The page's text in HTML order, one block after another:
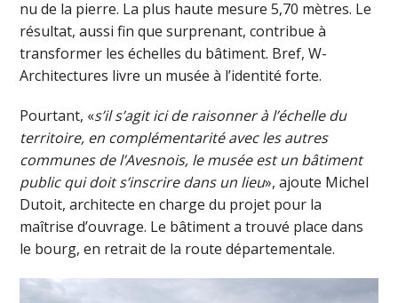
nu de la pierre. La plus haute mesure 5,70 mètres. Le
résultat, aussi fin que surprenant, contribue à
transformer les échelles du bâtiment. Bref, W-
Architectures livre un musée à l’identité forte.
Pourtant, «s’il s’agit ici de raisonner à l’échelle du
territoire, en complémentarité avec les autres
communes de l’Avesnois, le musée est un bâtiment
public qui doit s’inscrire dans un lieu», ajoute Michel
Dutoit, architecte en charge du projet pour la
maîtrise d’ouvrage. Le bâtiment a trouvé place dans
le bourg, en retrait de la route départementale.